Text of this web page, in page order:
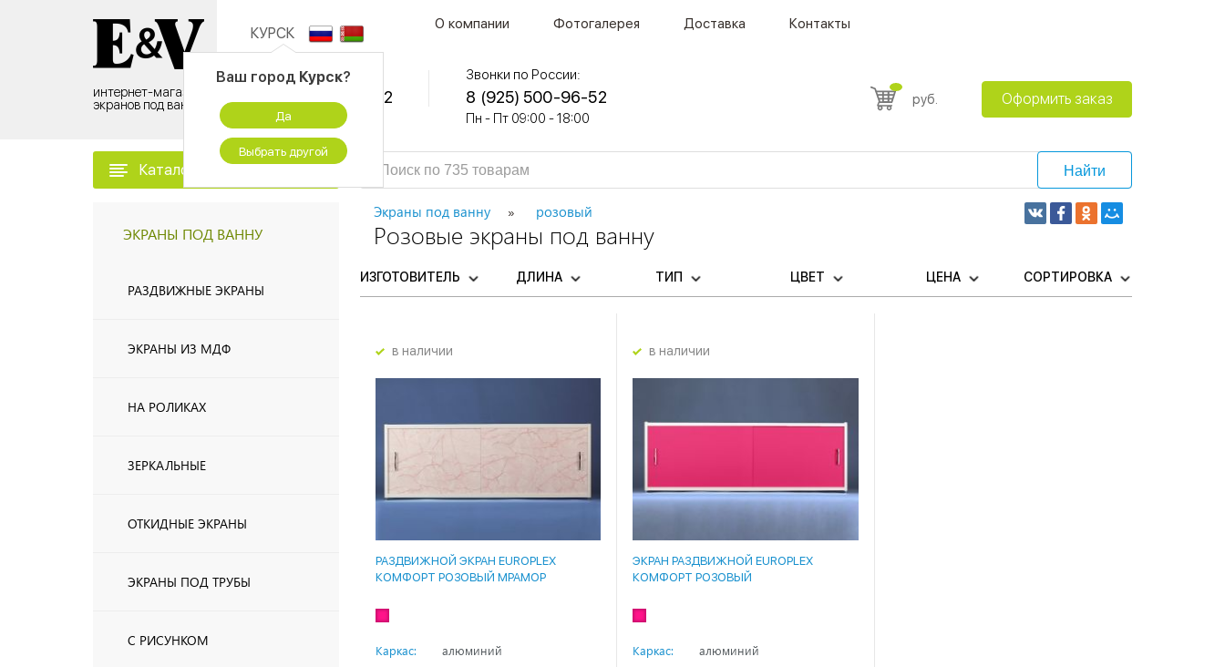
интернет-магазин
экранов под ванну
КУРСК
Ваш город Курск?
Да
Выбрать другой
О компании Фотогалерея Доставка Контакты
Контактный центр:
8 (495) 500-96-52
временно не работаем
Звонки по России:
8 (925) 500-96-52
Пн - Пт 09:00 - 18:00
руб. Оформить заказ
Каталог товаров Найти
ЭКРАНЫ ПОД ВАННУ
РАЗДВИЖНЫЕ ЭКРАНЫ
ЭКРАНЫ ИЗ МДФ
НА РОЛИКАХ
ЗЕРКАЛЬНЫЕ
ОТКИДНЫЕ ЭКРАНЫ
ЭКРАНЫ ПОД ТРУБЫ
С РИСУНКОМ
Экраны под ванну розовый
Розовые экраны под ванну
ИЗГОТОВИТЕЛЬ ДЛИНА ТИП ЦВЕТ ЦЕНА СОРТИРОВКА
в наличии
РАЗДВИЖНОЙ ЭКРАН EUROPLEX
КОМФОРТ РОЗОВЫЙ МРАМОР
Каркас:
алюминий
в наличии
ЭКРАН РАЗДВИЖНОЙ EUROPLEX
КОМФОРТ РОЗОВЫЙ
Каркас:
алюминий